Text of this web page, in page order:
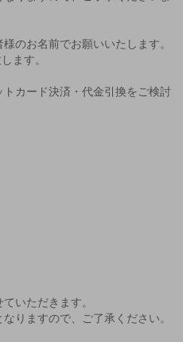
のお名前でお願いいたします。
ます。
カード決済・代金引換をご検討
いただきます。
りますので、ご了承ください。